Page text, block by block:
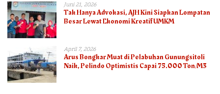
Juni 21, 2026
Tak Hanya Advokasi, AJH Kini Siapkan Lompatan
Besar Lewat Ekonomi Kreatif UMKM
April 7, 2026
Arus Bongkar Muat di Pelabuhan Gunungsitoli
Naik, Pelindo Optimistis Capai 75.000 Ton/M3